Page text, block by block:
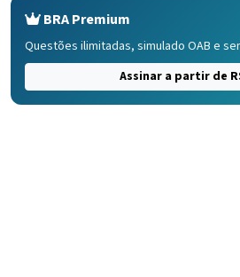
BRA Premium
Questões ilimitadas, simulado OAB e
Assinar a partir de